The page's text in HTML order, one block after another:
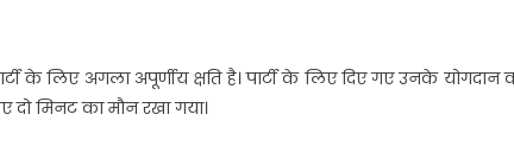
के लिए अगला अपूर्णीय क्षति है। पार्टी के लिए दिए गए उनके योगदान
मिनट का मौन रखा गया।